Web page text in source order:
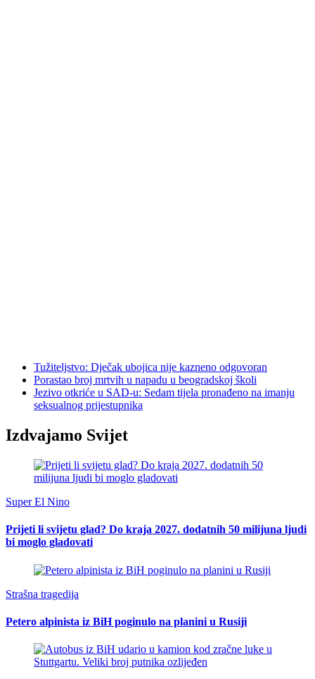
Tužiteljstvo: Dječak ubojica nije kazneno odgovoran
Porastao broj mrtvih u napadu u beogradskoj školi
Jezivo otkriće u SAD-u: Sedam tijela pronađeno na imanju
seksualnog prijestupnika
Izdvajamo Svijet
Super El Nino
Prijeti li svijetu glad? Do kraja 2027. dodatnih 50 milijuna ljudi
bi moglo gladovati
Strašna tragedija
Petero alpinista iz BiH poginulo na planini u Rusiji